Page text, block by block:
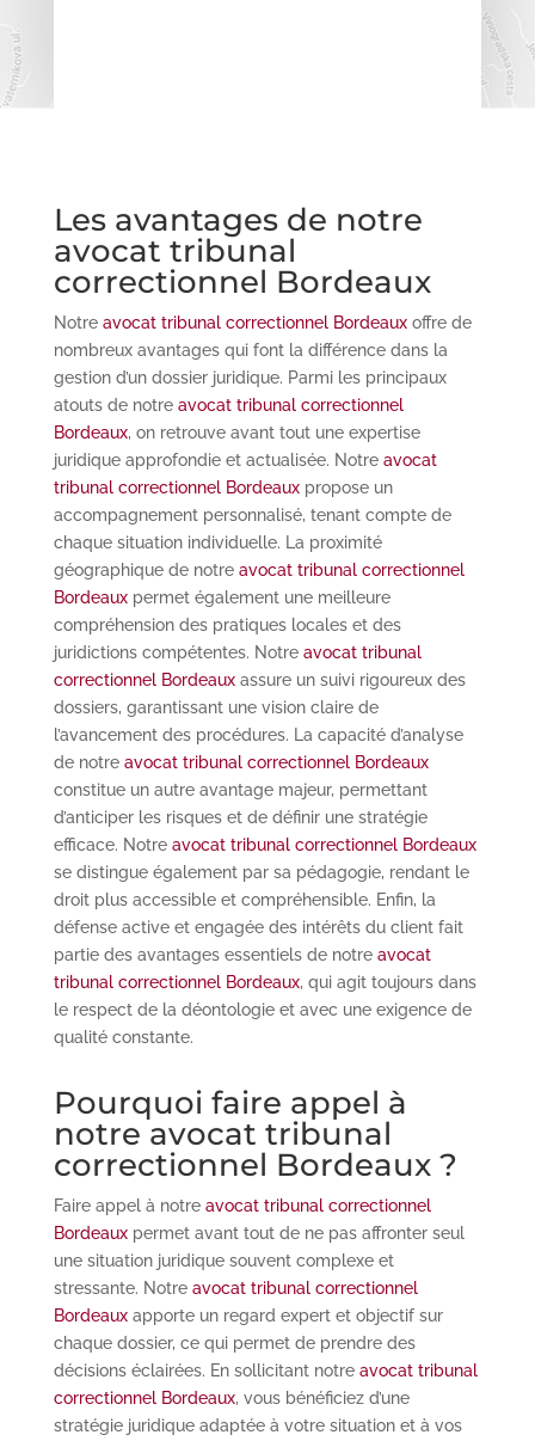
Les avantages de notre
avocat tribunal
correctionnel Bordeaux
Notre avocat tribunal correctionnel Bordeauxoffre de
nombreux avantages qui font la différence dans la
gestion d’un dossier juridique. Parmi les principaux
atouts de notre avocat tribunal correctionnel
Bordeaux, on retrouve avant tout une expertise
juridique approfondie et actualisée. Notre avocat
tribunal correctionnel Bordeauxpropose un
accompagnement personnalisé, tenant compte de
chaque situation individuelle. La proximité
géographique de notre avocat tribunal correctionnel
Bordeauxpermet également une meilleure
compréhension des pratiques locales et des
juridictions compétentes. Notre avocat tribunal
correctionnel Bordeauxassure un suivi rigoureux des
dossiers, garantissant une vision claire de
l’avancement des procédures. La capacité d’analyse
de notre avocat tribunal correctionnel Bordeaux
constitue un autre avantage majeur, permettant
d’anticiper les risques et de définir une stratégie
efficace. Notre avocat tribunal correctionnel Bordeaux
se distingue également par sa pédagogie, rendant le
droit plus accessible et compréhensible. Enfin, la
défense active et engagée des intérêts du client fait
partie des avantages essentiels de notre avocat
tribunal correctionnel Bordeaux, qui agit toujours dans
le respect de la déontologie et avec une exigence de
qualité constante.
Pourquoi faire appel à
notre avocat tribunal
correctionnel Bordeaux ?
Faire appel à notre avocat tribunal correctionnel
Bordeauxpermet avant tout de ne pas affronter seul
une situation juridique souvent complexe et
stressante. Notre avocat tribunal correctionnel
Bordeauxapporte un regard expert et objectif sur
chaque dossier, ce qui permet de prendre des
décisions éclairées. En sollicitant notre avocat tribunal
correctionnel Bordeaux, vous bénéficiez d’une
stratégie juridique adaptée à votre situation et à vos